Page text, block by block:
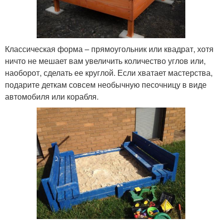
Классическая форма – прямоугольник или квадрат, хотя
ничто не мешает вам увеличить количество углов или,
наоборот, сделать ее круглой. Если хватает мастерства,
подарите деткам совсем необычную песочницу в виде
автомобиля или корабля.